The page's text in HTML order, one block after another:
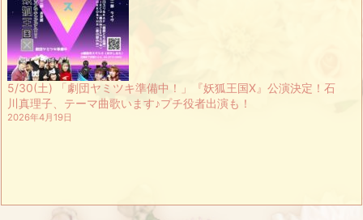
5/30(土) 「劇団ヤミツキ準備中！」『妖狐王国X』公演決定！石
川真理子、テーマ曲歌います♪プチ役者出演も！
2026年4月19日